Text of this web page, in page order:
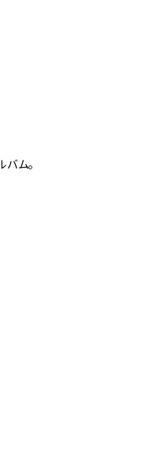
ム。